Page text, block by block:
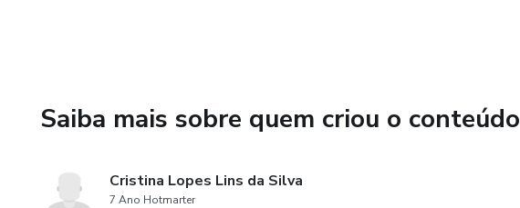
Como assim, "demito aluno"?
Saiba mais sobre quem criou o conteúdo
Cristina Lopes Lins da Silva
7 Ano Hotmarter